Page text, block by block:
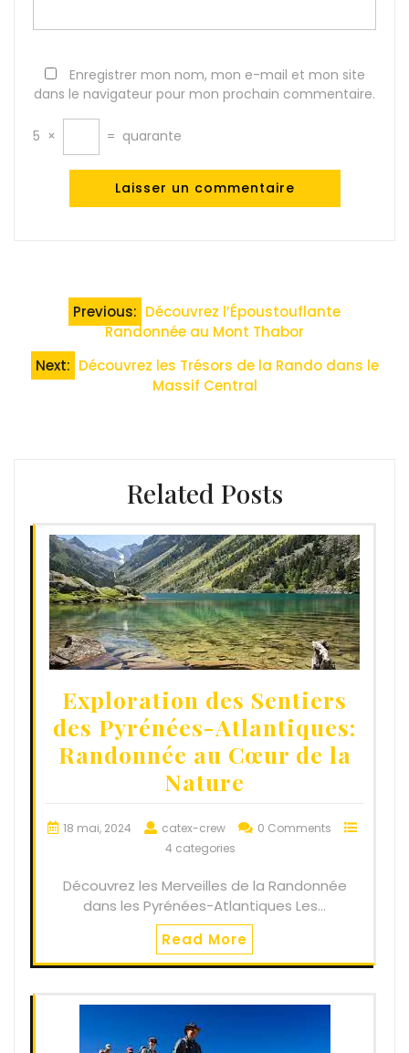
Enregistrer mon nom, mon e-mail et mon site
dans le navigateur pour mon prochain commentaire.
5 × = quarante
Navigation
l’article
Previous: Découvrez l’Époustouflante
Randonnée au Mont Thabor
Next: Découvrez les Trésors de la Rando dans le
Massif Central
Related Posts
Exploration des Sentiers
des Pyrénées-Atlantiques:
Randonnée au Cœur de la
Nature
18 mai, 2024 catex-crew
0 Comments
4 categories
Découvrez les Merveilles de la Randonnée
dans les Pyrénées-Atlantiques Les…
Read More